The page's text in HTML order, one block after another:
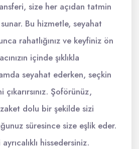
size her açıdan tatmin
Bu hizmetle, seyahat
rahatlığınız ve keyfiniz ön
içinde şıklıkla
seyahat ederken, seçkin
Şoförünüz,
dolu bir şekilde sizi
süresince size eşlik eder.
hissedersiniz.